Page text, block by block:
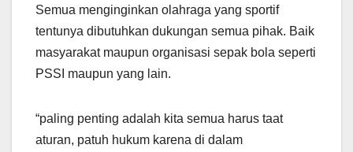
Semua menginginkan olahraga yang sportif
tentunya dibutuhkan dukungan semua pihak. Baik
masyarakat maupun organisasi sepak bola seperti
PSSI maupun yang lain.
“paling penting adalah kita semua harus taat
aturan, patuh hukum karena di dalam